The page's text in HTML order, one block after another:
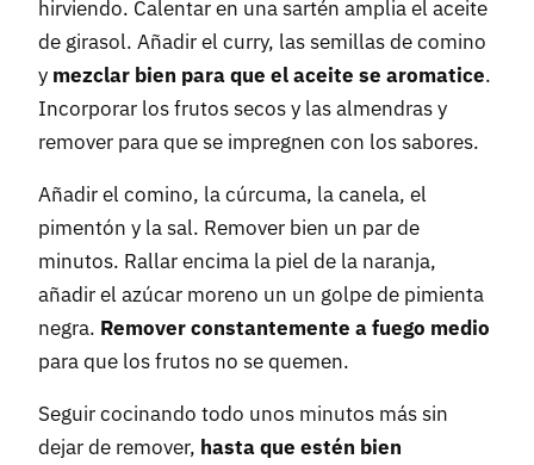
hirviendo. Calentar en una sartén amplia el aceite
de girasol. Añadir el curry, las semillas de comino
y mezclar bien para que el aceite se aromatice.
Incorporar los frutos secos y las almendras y
remover para que se impregnen con los sabores.
Añadir el comino, la cúrcuma, la canela, el
pimentón y la sal. Remover bien un par de
minutos. Rallar encima la piel de la naranja,
añadir el azúcar moreno un un golpe de pimienta
negra. Remover constantemente a fuego medio
para que los frutos no se quemen.
Seguir cocinando todo unos minutos más sin
dejar de remover, hasta que estén bien